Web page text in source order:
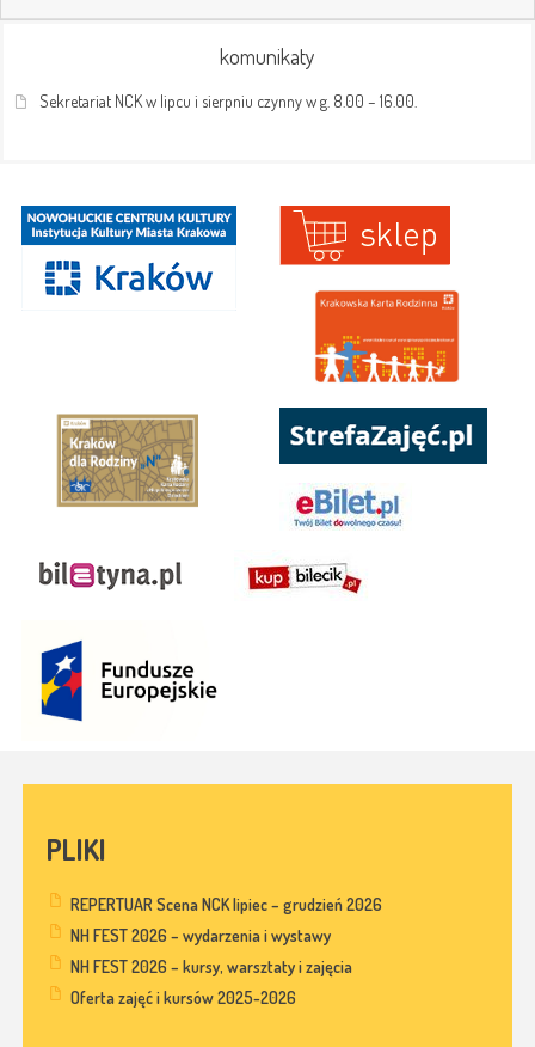
komunikaty
Sekretariat NCK w lipcu i sierpniu czynny w g. 8.00 – 16.00.
PLIKI
REPERTUAR Scena NCK lipiec – grudzień 2026
NH FEST 2026 – wydarzenia i wystawy
NH FEST 2026 – kursy, warsztaty i zajęcia
Oferta zajęć i kursów 2025-2026